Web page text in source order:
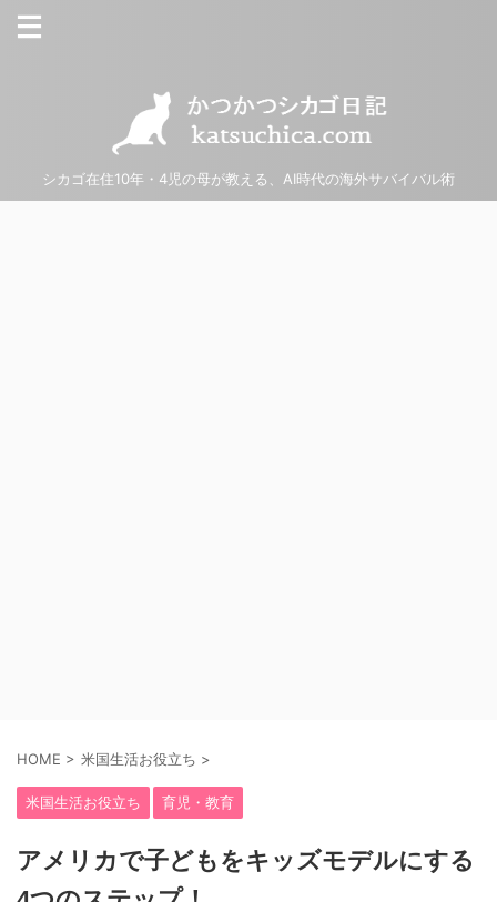
シカゴ在住10年・4児の母が教える、AI時代の海外サバイバル術
HOME > 米国生活お役立ち >
米国生活お役立ち 育児・教育
アメリカで子どもをキッズモデルにする